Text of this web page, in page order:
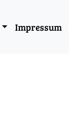
Impressum